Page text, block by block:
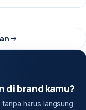
di brand kamu?
harus langsung